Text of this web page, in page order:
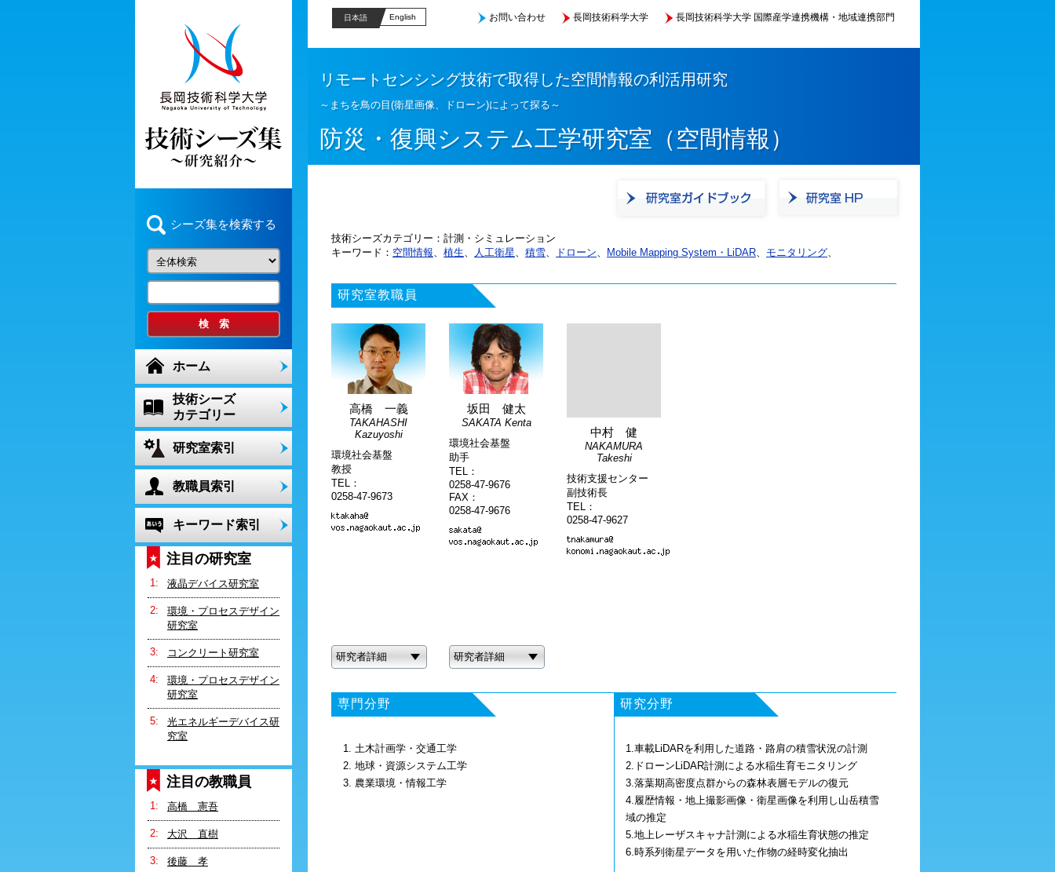
シーズ集を検索する
ホーム
技術シーズ
カテゴリー
研究室索引
教職員索引
キーワード索引
注目の研究室
液晶デバイス研究室
環境・プロセスデザイン
研究室
コンクリート研究室
環境・プロセスデザイン
研究室
光エネルギーデバイス研
究室
注目の教職員
高橋 憲吾
大沢 直樹
後藤 孝
日本語 English お問い合わせ 長岡技術科学大学 長岡技術科学大学 国際産学連携機構・地域連携部門
リモートセンシング技術で取得した空間情報の利活用研究
～まちを鳥の目(衛星画像、ドローン)によって探る～
防災・復興システム工学研究室（空間情報）
技術シーズカテゴリー
計測・シミュレーション
キーワード
空間情報、 植生、 人工衛星、 積雪、 ドローン、 Mobile Mapping System・LiDAR、 モニタリング、
研究室教職員
高橋 一義
TAKAHASHI
Kazuyoshi
環境社会基盤
教授
TEL：
0258-47-9673
研究者詳細
坂田 健太
SAKATA Kenta
環境社会基盤
助手
TEL：
0258-47-9676
FAX：
0258-47-9676
研究者詳細
中村 健
NAKAMURA
Takeshi
技術支援センター
副技術長
TEL：
0258-47-9627
専門分野
1. 土木計画学・交通工学
2. 地球・資源システム工学
3. 農業環境・情報工学
研究分野
1.車載LiDARを利用した道路・路肩の積雪状況の計測
2.ドローンLiDAR計測による水稲生育モニタリング
3.落葉期高密度点群からの森林表層モデルの復元
4.履歴情報・地上撮影画像・衛星画像を利用し山岳積雪
域の推定
5.地上レーザスキャナ計測による水稲生育状態の推定
6.時系列衛星データを用いた作物の経時変化抽出